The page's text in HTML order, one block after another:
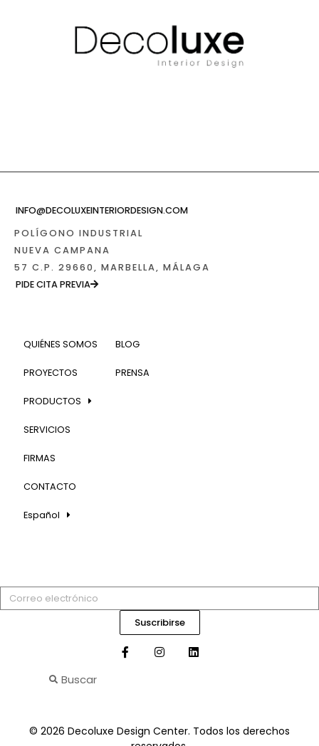
INFO@DECOLUXEINTERIORDESIGN.COM
POLÍGONO INDUSTRIAL
NUEVA CAMPANA
57 C.P. 29660, MARBELLA, MÁLAGA
PIDE CITA PREVIA
QUIÉNES SOMOS
PROYECTOS
PRODUCTOS
SERVICIOS
FIRMAS
CONTACTO
Español
BLOG
PRENSA
Suscribirse
© 2026 Decoluxe Design Center. Todos los derechos